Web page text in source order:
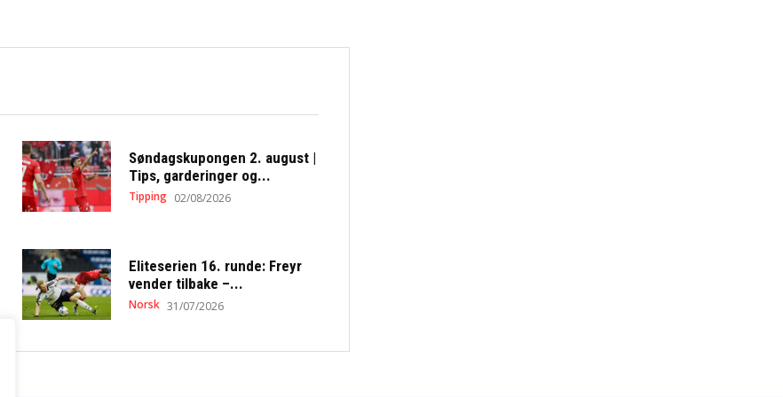
Søndagskupongen 2. august |
Tips, garderinger og...
Tipping 02/08/2026
Eliteserien 16. runde: Freyr
vender tilbake –...
Norsk 31/07/2026